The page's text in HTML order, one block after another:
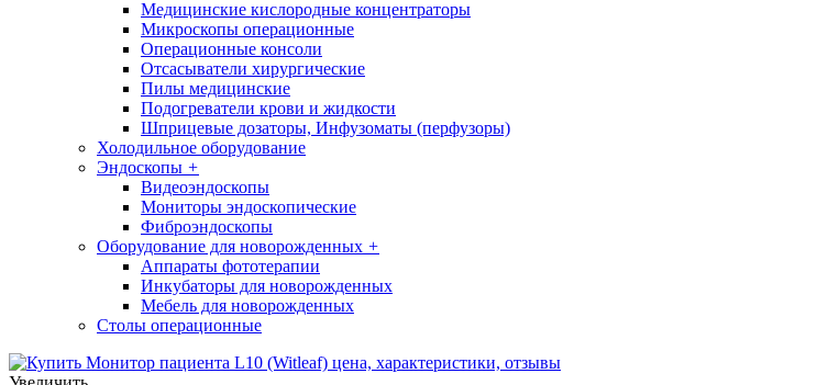
Медицинские кислородные концентраторы
Микроскопы операционные
Операционные консоли
Отсасыватели хирургические
Пилы медицинские
Подогреватели крови и жидкости
Шприцевые дозаторы, Инфузоматы (перфузоры)
Холодильное оборудование
Эндоскопы +
Видеоэндоскопы
Мониторы эндоскопические
Фиброэндоскопы
Оборудование для новорожденных +
Аппараты фототерапии
Инкубаторы для новорожденных
Мебель для новорожденных
Столы операционные